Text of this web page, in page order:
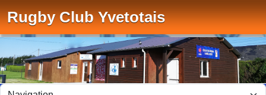
Rugby Club Yvetotais